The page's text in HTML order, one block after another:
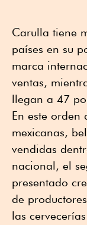
Carulla tiene
países en su
marca
ventas,
llegan a 47
En este orden
mexicanas,
vendidas
nacional, el
presentado
de
las